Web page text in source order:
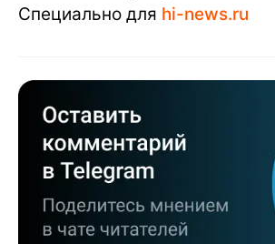
Специально для hi-news.ru